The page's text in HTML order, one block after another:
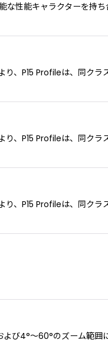
な性能キャラクターを持
、P15 Profileは、同クラ
、P15 Profileは、同クラ
、P15 Profileは、同クラ
び4°〜60°のズーム範囲